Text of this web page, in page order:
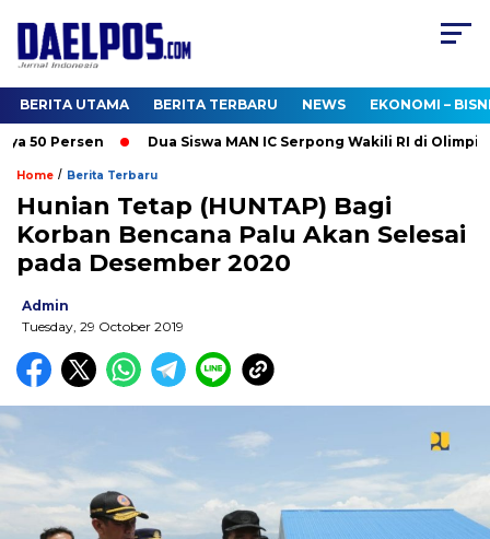
BERITA UTAMA BERITA TERBARU NEWS EKONOMI –
50 Persen Dua Siswa MAN IC Serpong Wakili RI di
Home / Berita Terbaru
Hunian Tetap (HUNTAP) Bagi
Korban Bencana Palu Akan Selesai
pada Desember 2020
Admin
Tuesday, 29 October 2019